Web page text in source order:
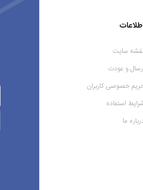
سایت
و عودت
خصوصی کاربران
استفاده
ما